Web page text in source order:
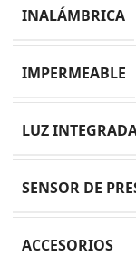
INALÁMBRICA
IMPERMEABLE
LUZ
SENSOR DE
ACCESORIOS